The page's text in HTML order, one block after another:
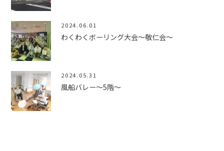
2024.06.01
わくわくボーリング大会～敬仁会～
2024.05.31
風船バレー～5階～